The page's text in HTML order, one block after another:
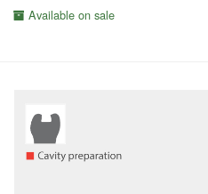
Available on sale